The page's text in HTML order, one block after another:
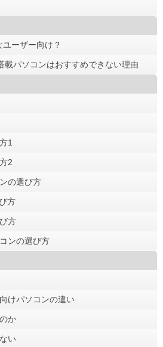
ーザー向け？
載パソコンはおすすめできない理由
1
2
の選び方
方
方
ンの選び方
けパソコンの違い
か
い